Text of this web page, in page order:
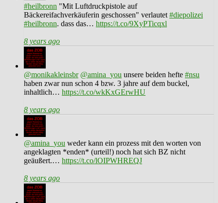
#heilbronn "Mit Luftdruckpistole auf
Bäckereifachverkäuferin geschossen" verlautet #diepolizei
#heilbronn. dass das… https://t.co/9XyPTicqxl
8 years ago
@monikakleinsbr @amina_you unsere beiden hefte #nsu
haben zwar nun schon 4 bzw. 3 jahre auf dem buckel,
inhaltlich… https://t.co/wkKxGErwHU
8 years ago
@amina_you weder kann ein prozess mit den worten von
angeklagten *enden* (urteil!) noch hat sich BZ nicht
geäußert.… https://t.co/lOIPWHREQJ
8 years ago